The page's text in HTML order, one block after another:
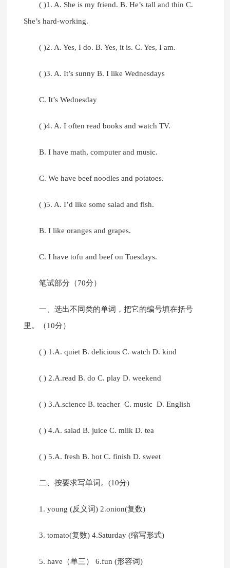
( )1. A. She is my friend. B. He’s tall and thin C.
She’s hard-working.
( )2. A. Yes, I do. B. Yes, it is. C. Yes, I am.
( )3. A. It’s sunny B. I like Wednesdays
C. It’s Wednesday
( )4. A. I often read books and watch TV.
B. I have math, computer and music.
C. We have beef noodles and potatoes.
( )5. A. I’d like some salad and fish.
B. I like oranges and grapes.
C. I have tofu and beef on Tuesdays.
笔试部分（70分）
一、选出不同类的单词，把它的编号填在括号
里。（10分）
( ) 1.A. quiet B. delicious C. watch D. kind
( ) 2.A.read B. do C. play D. weekend
( ) 3.A.science B. teacher C. music D. English
( ) 4.A. salad B. juice C. milk D. tea
( ) 5.A. fresh B. hot C. finish D. sweet
二、按要求写单词。(10分)
1. young (反义词) 2.onion(复数)
3. tomato(复数) 4.Saturday (缩写形式)
5. have（单三） 6.fun (形容词)